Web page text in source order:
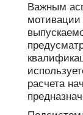
Важным
мотивации
расчета